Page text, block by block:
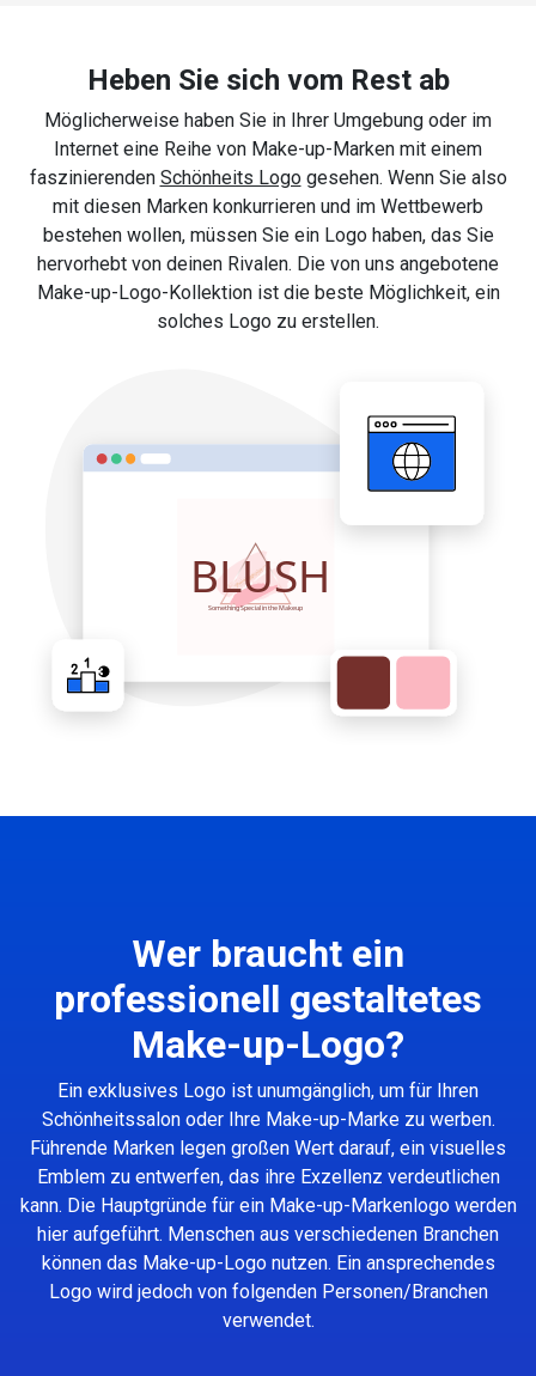
Heben Sie sich vom Rest ab
Möglicherweise haben Sie in Ihrer Umgebung oder im
Internet eine Reihe von Make-up-Marken mit einem
faszinierenden Schönheits Logogesehen. Wenn Sie also
mit diesen Marken konkurrieren und im Wettbewerb
bestehen wollen, müssen Sie ein Logo haben, das Sie
hervorhebt von deinen Rivalen. Die von uns angebotene
Make-up-Logo-Kollektion ist die beste Möglichkeit, ein
solches Logo zu erstellen.
Wer braucht ein
professionell gestaltetes
Make-up-Logo?
Ein exklusives Logo ist unumgänglich, um für Ihren
Schönheitssalon oder Ihre Make-up-Marke zu werben.
Führende Marken legen großen Wert darauf, ein visuelles
Emblem zu entwerfen, das ihre Exzellenz verdeutlichen
kann. Die Hauptgründe für ein Make-up-Markenlogo werden
hier aufgeführt. Menschen aus verschiedenen Branchen
können das Make-up-Logo nutzen. Ein ansprechendes
Logo wird jedoch von folgenden Personen/Branchen
verwendet.